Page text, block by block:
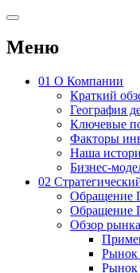
Меню
01 О Компании
Краткий
География
Ключевые
Факторы
Наша
Бизнес-
02
Обращение
Обращение
Обзор
Рынок
Рынок